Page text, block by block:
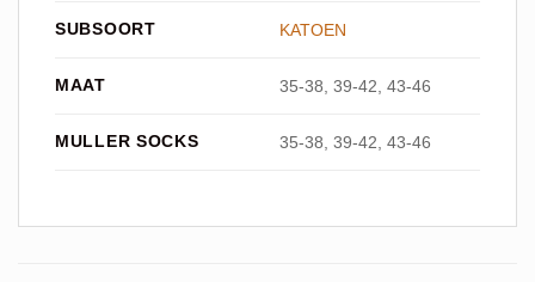
SUBSOORT KATOEN
MAAT 35-38, 39-42, 43-46
MULLER SOCKS 35-38, 39-42, 43-46